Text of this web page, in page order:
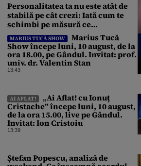
Personalitatea ta nu este atât de
stabilă pe cât crezi: Iată cum te
schimbi pe măsură ce
îmbătrânești
MARIUS TUCĂ SHOW
Marius Tucă
Show începe luni, 10 august, de la
ora 18.00, pe Gândul. Invitat: prof.
univ. dr. Valentin Stan
13:43
AI AFLAT!
„Ai Aflat! cu Ionuț
Cristache” începe luni, 10 august,
de la ora 15.00, live pe Gândul.
Invitat: Ion Cristoiu
13:39
Ștefan Popescu, analiză de